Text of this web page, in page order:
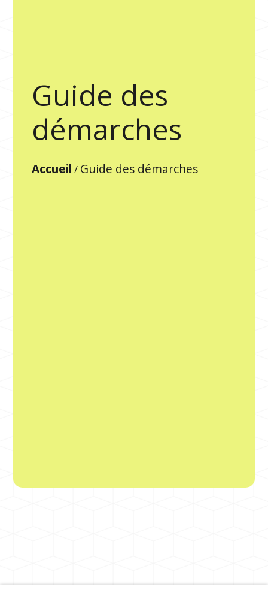
Guide des
démarches
Accueil / Guide des démarches